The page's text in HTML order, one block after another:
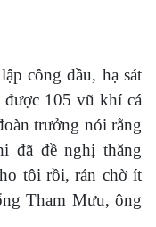
công đầu, hạ sát
được 105 vũ khí cá
trưởng nói rằng
đã đề nghị thăng
tôi rồi, rán chờ ít
Tham Mưu, ông